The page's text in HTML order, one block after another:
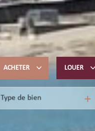
ACHETER
Acheter du résidentiel
LOUER
Type de bien